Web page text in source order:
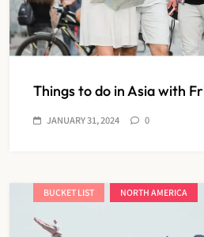
Things to do in Asia with
JANUARY 31, 2024 0
BUCKET LIST NORTH AMERICA